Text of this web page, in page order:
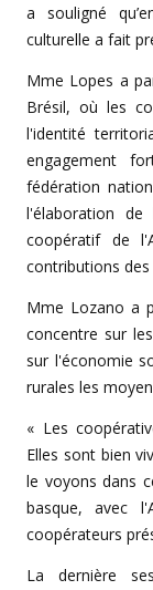
a souligné
culturelle a fait
Mme Lopes a
Brésil, où les
l'identité
engagement
fédération
l'élaboration
coopératif de
contributions
Mme Lozano a
concentre sur
sur l'économie
rurales les
« Les
Elles sont bien
le voyons dans
basque, avec
coopérateurs
La dernière